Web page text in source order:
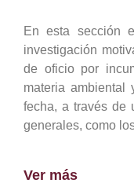
En esta sección
investigación
de oficio por
materia
fecha, a través de
generales, como
Ver más